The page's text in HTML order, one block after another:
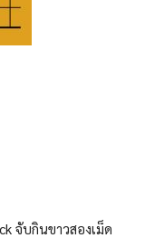
จับกินขาวสองเม็ด